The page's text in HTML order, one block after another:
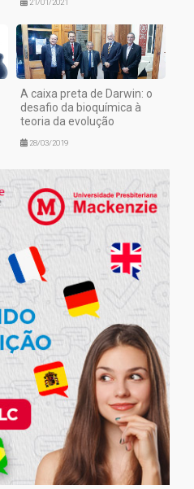
21/01/2021
A caixa preta de Darwin: o
desafio da bioquímica à
teoria da evolução
28/03/2019